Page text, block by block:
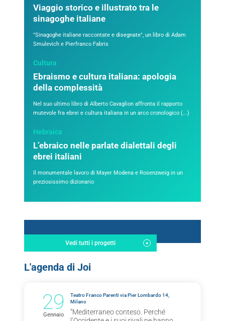
Viaggio storico e illustrato tra le
sinagoghe italiane
"Sinagoghe italiane raccontate e disegnate", un libro di Adam
Smulevich e Pierfranco Fabris
Cultura
Ebraismo e cultura italiana: apologia
della complessità
Nel suo ultimo libro di Alberto Cavaglion affronta il rapporto
mutevole fra ebrei e cultura italiana in un arco cronologico (...)
Hebraica
L’ebraico nelle parlate dialettali degli
ebrei italiani
Il monumentale lavoro di Mayer Modena e Rosenzweig in un
preziosissimo dizionario
Vedi tutti i progetti
L'agenda di Joi
29
Gennaio
Teatro Franco Parenti via Pier Lombardo 14,
Milano
“Mediterraneo conteso. Perché